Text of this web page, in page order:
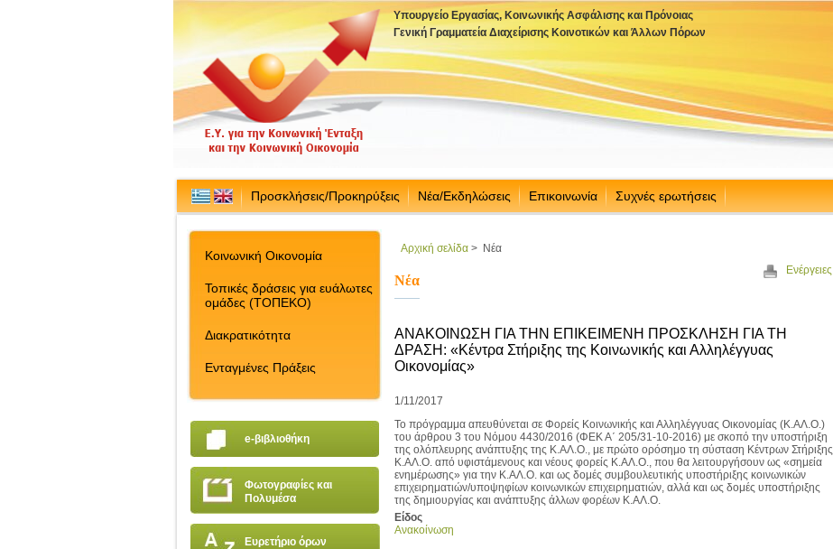
Υπουργείο Εργασίας, Κοινωνικής Ασφάλισης και Πρόνοιας
Γενική Γραμματεία Διαχείρισης Κοινοτικών και Άλλων Πόρων
Προσκλήσεις/Προκηρύξεις Νέα/Εκδηλώσεις Επικοινωνία Συχνές ερωτήσεις
Κοινωνική Οικονομία
Τοπικές δράσεις για ευάλωτες
ομάδες (ΤΟΠΕΚΟ)
Διακρατικότητα
Ενταγμένες Πράξεις
e-βιβλιοθήκη
Φωτογραφίες και
Πολυμέσα
Ευρετήριο όρων
Αρχική σελίδα > Νέα
Νέα
Ενέργειες
ΑΝΑΚΟΙΝΩΣΗ ΓΙΑ ΤΗΝ ΕΠΙΚΕΙΜΕΝΗ ΠΡΟΣΚΛΗΣΗ ΓΙΑ ΤΗ
ΔΡΑΣΗ: «Κέντρα Στήριξης της Κοινωνικής και Αλληλέγγυας
Οικονομίας»
1/11/2017
Το πρόγραμμα απευθύνεται σε Φορείς Κοινωνικής και Αλληλέγγυας Οικονομίας (Κ.ΑΛ.Ο.)
του άρθρου 3 του Νόμου 4430/2016 (ΦΕΚ Α΄ 205/31-10-2016) με σκοπό την υποστήριξη
της ολόπλευρης ανάπτυξης της Κ.ΑΛ.Ο., με πρώτο ορόσημο τη σύσταση Κέντρων Στήριξης
Κ.ΑΛ.Ο. από υφιστάμενους και νέους φορείς Κ.ΑΛ.Ο., που θα λειτουργήσουν ως «σημεία
ενημέρωσης» για την Κ.ΑΛ.Ο. και ως δομές συμβουλευτικής υποστήριξης κοινωνικών
επιχειρηματιών/υποψηφίων κοινωνικών επιχειρηματιών, αλλά και ως δομές υποστήριξης
της δημιουργίας και ανάπτυξης άλλων φορέων Κ.ΑΛ.Ο.
Είδος
Ανακοίνωση